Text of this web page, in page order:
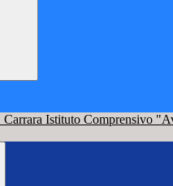
Istituto Comprensivo